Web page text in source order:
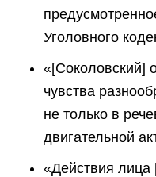
Уголовного
«[Соколовский]
чувства
не только в
двигательной
«Действия лица